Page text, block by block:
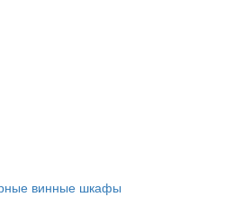
винные шкафы